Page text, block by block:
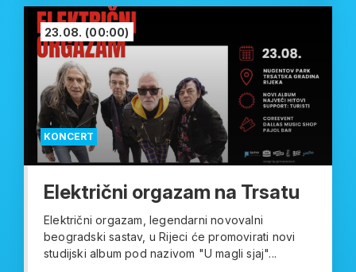
KONCERT
23.08. (00:00)
Električni orgazam na Trsatu
Električni orgazam, legendarni novovalni
beogradski sastav, u Rijeci će promovirati novi
studijski album pod nazivom "U magli sjaj"...